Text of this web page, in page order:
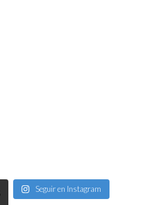
Seguir en Instagram